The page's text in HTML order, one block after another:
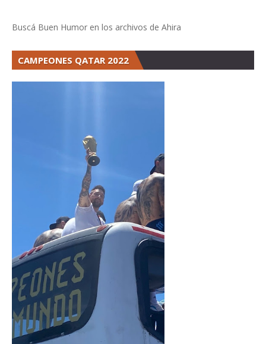
Buscá Buen Humor en los archivos de Ahira
CAMPEONES QATAR 2022